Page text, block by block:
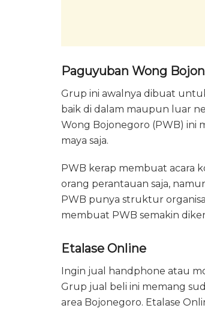
Paguyuban Wong
Grup ini awalnya dibuat
baik di dalam maupun luar
Wong Bojonegoro (PWB) ini
maya saja.
PWB kerap membuat acara
orang perantauan saja,
PWB punya struktur
membuat PWB semakin
Etalase Online
Ingin jual handphone atau
Grup jual beli ini memang
area Bojonegoro. Etalase